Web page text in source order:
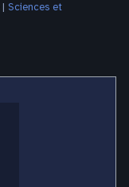
‎ | Sciences et